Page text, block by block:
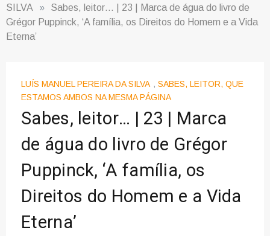
SILVA
»
Sabes, leitor… | 23 | Marca de água do livro de
Grégor Puppinck, ‘A família, os Direitos do Homem e a Vida
Eterna’
LUÍS MANUEL PEREIRA DA SILVA , SABES, LEITOR, QUE
ESTAMOS AMBOS NA MESMA PÁGINA
Sabes, leitor… | 23 | Marca
de água do livro de Grégor
Puppinck, ‘A família, os
Direitos do Homem e a Vida
Eterna’